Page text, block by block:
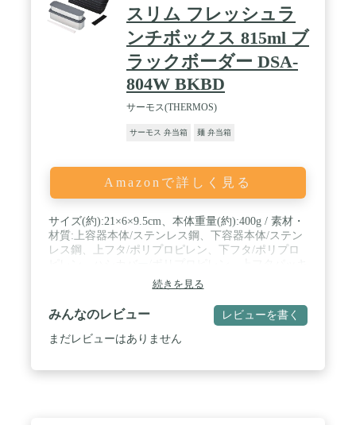
スリム フレッシュラ
ンチボックス 815ml ブ
ラックボーダー DSA-
804W BKBD
サーモス(THERMOS)
サーモス 弁当箱 麺 弁当箱
Amazonで詳しく見る
サイズ(約):21×6×9.5cm、本体重量(約):400g / 素材・
材質:上容器本体/ステンレス鋼、下容器本体/ステン
レス鋼、上フタ/ポリプロピレン、下フタ/ポリプロ
ン/シリコーンゴム、下フタパッキン/シリコーンゴ
ム、ハシ/飽和ポリエステル樹脂 / 原産国:中国 / 容
量:上容器/300ml、下容器/515ml / 食洗機:使用可、電
子レンジ:使用不可
続きを見る
みんなのレビュー レビューを書く
まだレビューはありません